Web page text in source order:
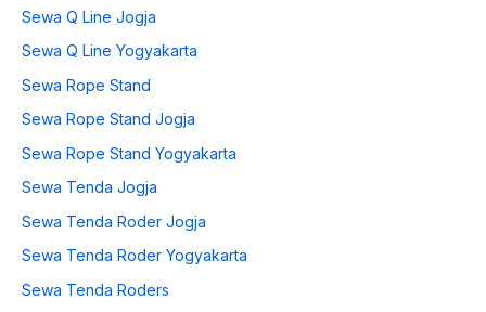
Sewa Q Line Jogja
Sewa Q Line Yogyakarta
Sewa Rope Stand
Sewa Rope Stand Jogja
Sewa Rope Stand Yogyakarta
Sewa Tenda Jogja
Sewa Tenda Roder Jogja
Sewa Tenda Roder Yogyakarta
Sewa Tenda Roders